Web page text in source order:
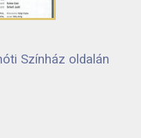
Színház oldalán